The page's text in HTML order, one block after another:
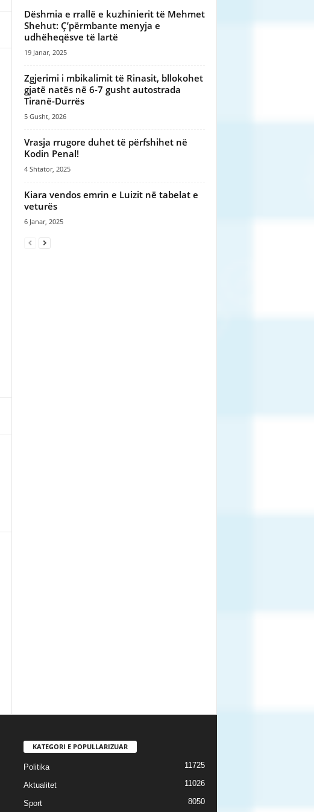
Dëshmia e rrallë e kuzhinierit të Mehmet
Shehut: Ç’përmbante menyja e
udhëheqësve të lartë
19 Janar, 2025
Zgjerimi i mbikalimit të Rinasit, bllokohet
gjatë natës në 6-7 gusht autostrada
Tiranë-Durrës
5 Gusht, 2026
Vrasja rrugore duhet të përfshihet në
Kodin Penal!
4 Shtator, 2025
Kiara vendos emrin e Luizit në tabelat e
veturës
6 Janar, 2025
KATEGORI E POPULLARIZUAR
Politika 11725
Aktualitet 11026
Sport 8050